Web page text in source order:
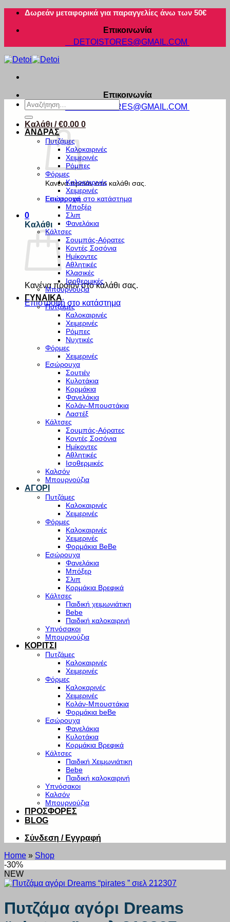
Μετάβαση
περιεχόμενο
Δωρεάν μεταφορικά για παραγγελίες άνω των 50€
Επικοινωνία
DETOISTORES@GMAIL.COM
Επικοινωνία
DETOISTORES@GMAIL.COM
Καλάθι /€0.00 0
Κανένα προϊόν στο καλάθι σας.
Επιστροφή στο κατάστημα
0
Καλάθι
Κανένα προϊόν στο καλάθι σας.
Επιστροφή στο κατάστημα
Αναζήτηση
για:
ΑΝΔΡΑΣ
Πυτζάμες
Καλοκαιρινές
Χειμερινές
Ρόμπες
Φόρμες
Καλοκαιρινές
Χειμερινές
Εσώρουχα
Μποξέρ
Σλιπ
Φανελάκια
Κάλτσες
Σουμπάς-Αόρατες
Κοντές Σοσόνια
Ημίκοντες
Αθλητικές
Κλασικές
Ισοθερμικές
Μπουρνούζια
ΓΥΝΑΙΚΑ
Πυτζάμες
Καλοκαιρινές
Χειμερινές
Ρόμπες
Νυχτικές
Φόρμες
Χειμερινές
Εσώρουχα
Σουτιέν
Κυλοτάκια
Κορμάκια
Φανελάκια
Κολάν-Μπουστάκια
Λαστέξ
Κάλτσες
Σουμπάς-Αόρατες
Κοντές Σοσόνια
Ημίκοντες
Αθλητικές
Ισοθερμικές
Καλσόν
Μπουρνούζια
ΑΓΟΡΙ
Πυτζάμες
Καλοκαιρινές
Χειμερινές
Φόρμες
Καλοκαιρινές
Χειμερινές
Φορμάκια BeBe
Εσώρουχα
Φανελάκια
Μπόξερ
Σλιπ
Κορμάκια Βρεφικά
Κάλτσες
Παιδική χειμωνιάτικη
Bebe
Παιδική καλοκαιρινή
Υπνόσακοι
Μπουρνούζια
ΚΟΡΙΤΣΙ
Πυτζάμες
Καλοκαιρινές
Χειμερινές
Φόρμες
Καλοκαρινές
Χειμερινές
Κολάν-Μπουστάκια
Φορμάκια beBe
Εσώρουχα
Φανελάκια
Κυλοτάκια
Κορμάκια Βρεφικά
Κάλτσες
Παιδική Χειμωνιάτικη
Bebe
Παιδική καλοκαιρινή
Υπνόσακοι
Καλσόν
Μπουρνούζια
ΠΡΟΣΦΟΡΕΣ
BLOG
Σύνδεση / Εγγραφή
Home » Shop
-30%
NEW
Πυτζάμα αγόρι Dreams